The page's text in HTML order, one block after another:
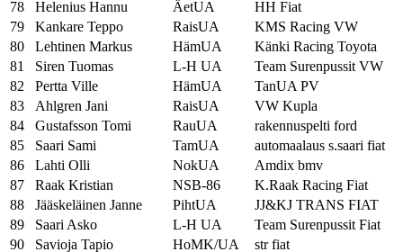
78
Helenius Hannu ÄetUA
HH Fiat
79
Kankare Teppo RaisUA
KMS Racing VW
80
Lehtinen Markus HämUA
Känki Racing Toyota
81
Siren Tuomas L-H UA
Team Surenpussit VW
82
Pertta Ville HämUA
TanUA PV
83
Ahlgren Jani RaisUA
VW Kupla
84
Gustafsson Tomi RauUA
rakennuspelti ford
85
Saari Sami TamUA
automaalaus s.saari fiat
86
Lahti Olli NokUA
Amdix bmv
87
Raak Kristian NSB-86
K.Raak Racing Fiat
88
Jääskeläinen Janne PihtUA
JJ&KJ TRANS FIAT
89
Saari Asko L-H UA
Team Surenpussit Fiat
90
Savioja Tapio HoMK/UA
str fiat